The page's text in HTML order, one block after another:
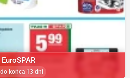
EuroSPAR
do końca 13 dni